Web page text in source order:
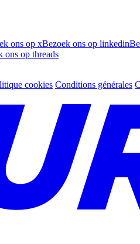
ons op xBezoek ons op linkedin
ons op threads
cookies Conditions générales